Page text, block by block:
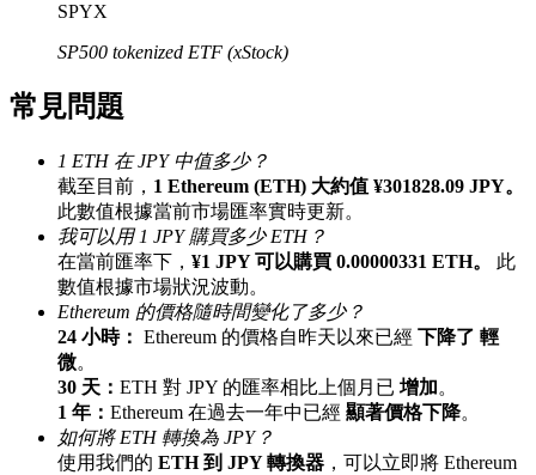
邀请好友
邀請朋友獲得現金獎勵
充值CASHCAT & 赢取
SPYX
SP500 tokenized ETF (xStock)
常見問題
1 ETH 在 JPY 中值多少？
截至目前， 1 Ethereum (ETH) 大約值 ¥301828.09 JPY。
此數值根據當前市場匯率實時更新。
我可以用 1 JPY 購買多少 ETH？
在當前匯率下， ¥1 JPY 可以購買 0.00000331 ETH。
此
數值根據市場狀況波動。
Ethereum 的價格隨時間變化了多少？
24 小時： Ethereum 的價格自昨天以來已經 下降了 輕
微。
30 天： ETH 對 JPY 的匯率相比上個月已 增加。
1 年： Ethereum 在過去一年中已經 顯著價格下降。
如何將 ETH 轉換為 JPY？
使用我們的 ETH 到 JPY 轉換器 ，可以立即將 Ethereum